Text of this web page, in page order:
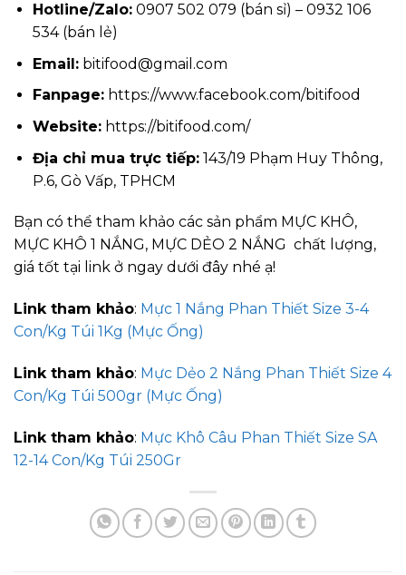
Hotline/Zalo:0907 502 079 (bán sỉ) – 0932 106
534 (bán lẻ)
Email:bitifood@gmail.com
Fanpage:https://www.facebook.com/bitifood
Website:https://bitifood.com/
Địa chỉ mua trực tiếp:143/19 Phạm Huy Thông,
P.6, Gò Vấp, TPHCM
Bạn có thể tham khảo các sản phẩm MỰC KHÔ,
MỰC KHÔ 1 NẮNG, MỰC DẺO 2 NẮNG chất lượng,
giá tốt tại link ở ngay dưới đây nhé ạ!
Link tham khảo: Mực 1 Nắng Phan Thiết Size 3-4
Con/Kg Túi 1Kg (Mực Ống)
Link tham khảo: Mực Dẻo 2 Nắng Phan Thiết Size 4
Con/Kg Túi 500gr (Mực Ống)
Link tham khảo: Mực Khô Câu Phan Thiết Size SA
12-14 Con/Kg Túi 250Gr